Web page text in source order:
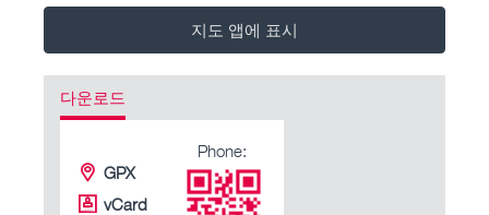
지도 앱에 표시
다운로드
GPX
vCard
Phone: